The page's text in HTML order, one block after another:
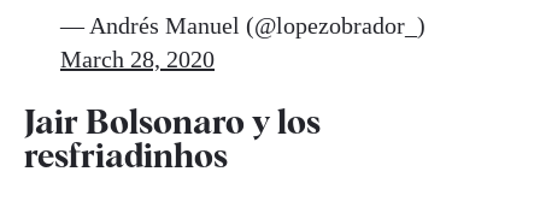
— Andrés Manuel (@lopezobrador_)
March 28, 2020
Jair Bolsonaro y los
resfriadinhos